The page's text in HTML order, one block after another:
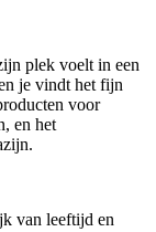
plek voelt in een
je vindt het fijn
voor
en het
van leeftijd en